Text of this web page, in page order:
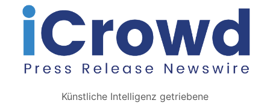
Künstliche Intelligenz getriebene